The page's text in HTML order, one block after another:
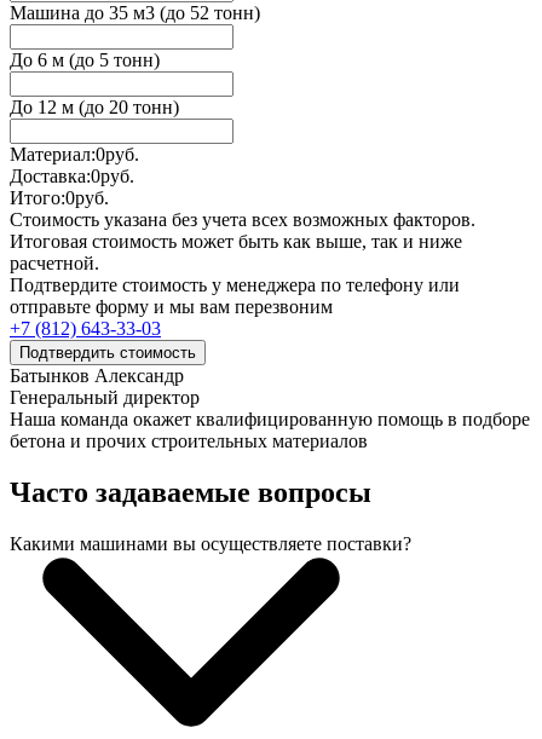
Машина до 35 м3 (до 52 тонн)
До 6 м (до 5 тонн)
До 12 м (до 20 тонн)
Материал:0руб.
Доставка:0руб.
Итого:0руб.
Стоимость указана без учета всех возможных факторов.
Итоговая стоимость может быть как выше, так и ниже
расчетной.
Подтвердите стоимость у менеджера по телефону или
отправьте форму и мы вам перезвоним
+7 (812) 643-33-03
Подтвердить стоимость
Батынков Александр
Генеральный директор
Наша команда окажет квалифицированную помощь в подборе
бетона и прочих строительных материалов
Часто задаваемые вопросы
Какими машинами вы осуществляете поставки?